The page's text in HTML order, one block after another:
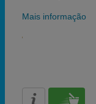
Mais informação